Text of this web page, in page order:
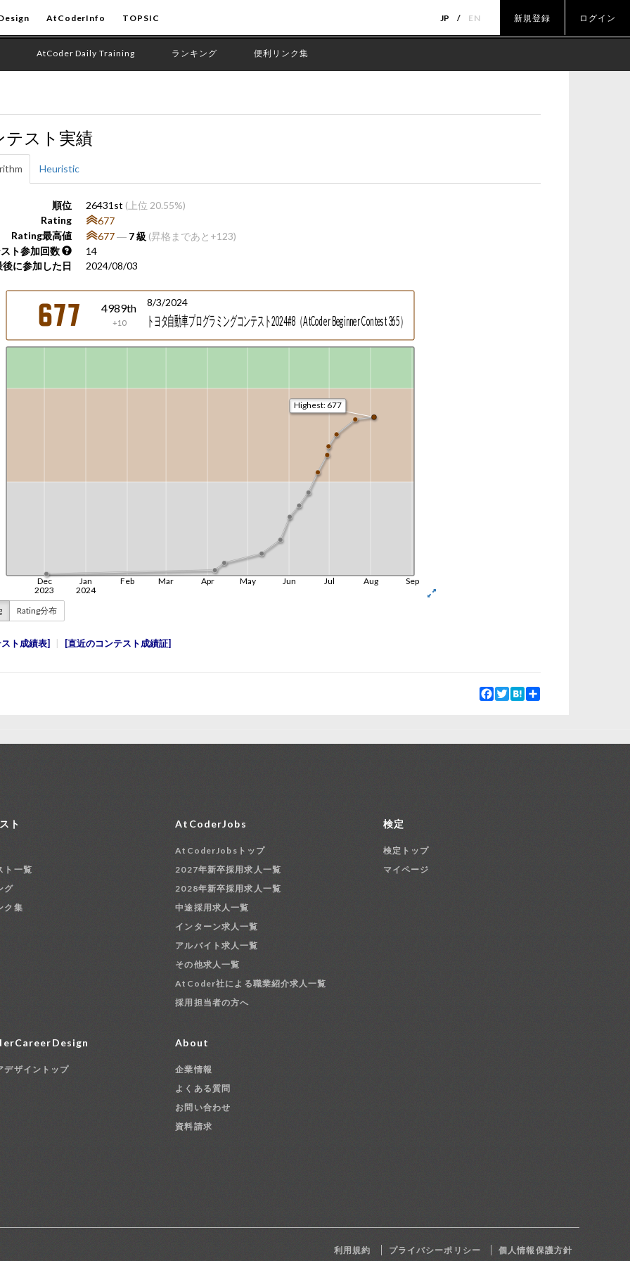
AtCoderInfo TOPSIC JP EN 新規登録 ログイン
AtCoder Daily Training ランキング 便利リンク集
テスト実績
Heuristic
順位 26431st (上位 20.55%)
Rating
677
Rating最高値
677― 7 級 (昇格まであと+123)
ト参加回数
14
後に参加した日
2024/08/03
Rating分布
スト成績表 直近のコンテスト成績証
Facebook
TwitterHatena
ト
ト一覧
グ
ク集
AtCoderJobs
AtCoderJobsトップ
2027年新卒採用求人一覧
2028年新卒採用求人一覧
中途採用求人一覧
インターン求人一覧
アルバイト求人一覧
その他求人一覧
AtCoder社による職業紹介求人一覧
採用担当者の方へ
検定
検定トップ
マイページ
デザイントップ
About
企業情報
よくある質問
お問い合わせ
資料請求
利用規約 プライバシーポリシー 個人情報保護方針